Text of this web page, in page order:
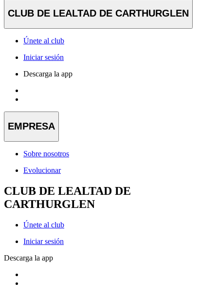
CLUB DE LEALTAD DE CARTHURGLEN
Únete al club
Iniciar sesión
Descarga la app
EMPRESA
Sobre nosotros
Evolucionar
CLUB DE LEALTAD DE
CARTHURGLEN
Únete al club
Iniciar sesión
Descarga la app